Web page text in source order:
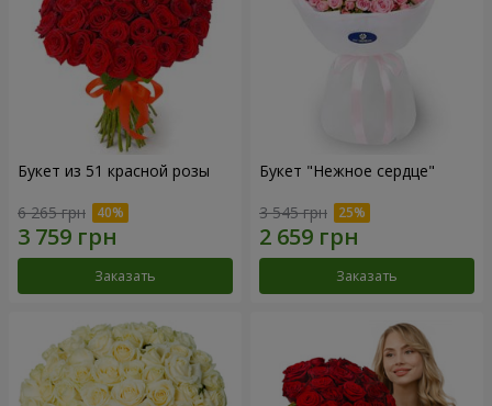
Букет из 51 красной розы
6 265 грн
Заказать
Букет "Нежное сердце"
3 545 грн
Заказать